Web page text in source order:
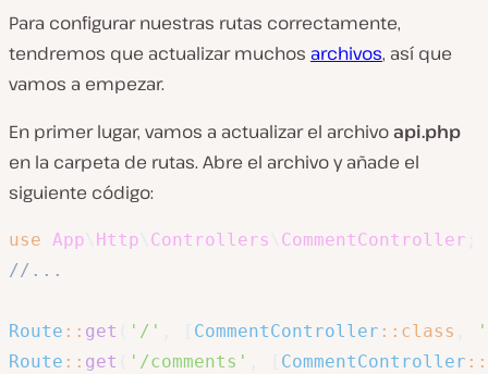
Para configurar nuestras rutas correctamente,
tendremos que actualizar muchos archivos, así que
vamos a empezar.
En primer lugar, vamos a actualizar el archivoapi.php
en la carpeta de rutas. Abre el archivo y añade el
siguiente código:
use App Http Controllers CommentController
//...
Route :: get '/' CommentController :: class
Route :: get '/comments' CommentController ::